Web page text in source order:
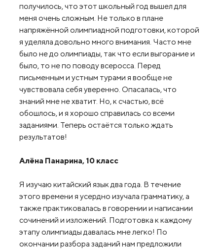
получилось, что этот школьный год вышел для
меня очень сложным. Не только в плане
напряжённой олимпиадной подготовки, которой
я уделяла довольно много внимания. Часто мне
было не до олимпиады, так что если выгорание и
было, то не по поводу всеросса. Перед
письменным и устным турами я вообще не
чувствовала себя уверенно. Опасалась, что
знаний мне не хватит. Но, к счастью, всё
обошлось, и я хорошо справилась со всеми
заданиями. Теперь остаётся только ждать
результатов!
Алёна Панарина, 10 класс
Я изучаю китайский язык два года. В течение
этого времени я усердно изучала грамматику, а
также практиковалась в говорении и написании
сочинений и изложений. Подготовка к каждому
этапу олимпиады давалась мне легко! По
окончании разбора заданий нам предложили